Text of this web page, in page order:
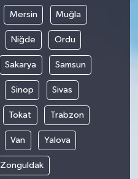
Mersin Muğla
Niğde Ordu
Sakarya Samsun
Sinop Sivas
Tokat Trabzon
Van Yalova
Zonguldak